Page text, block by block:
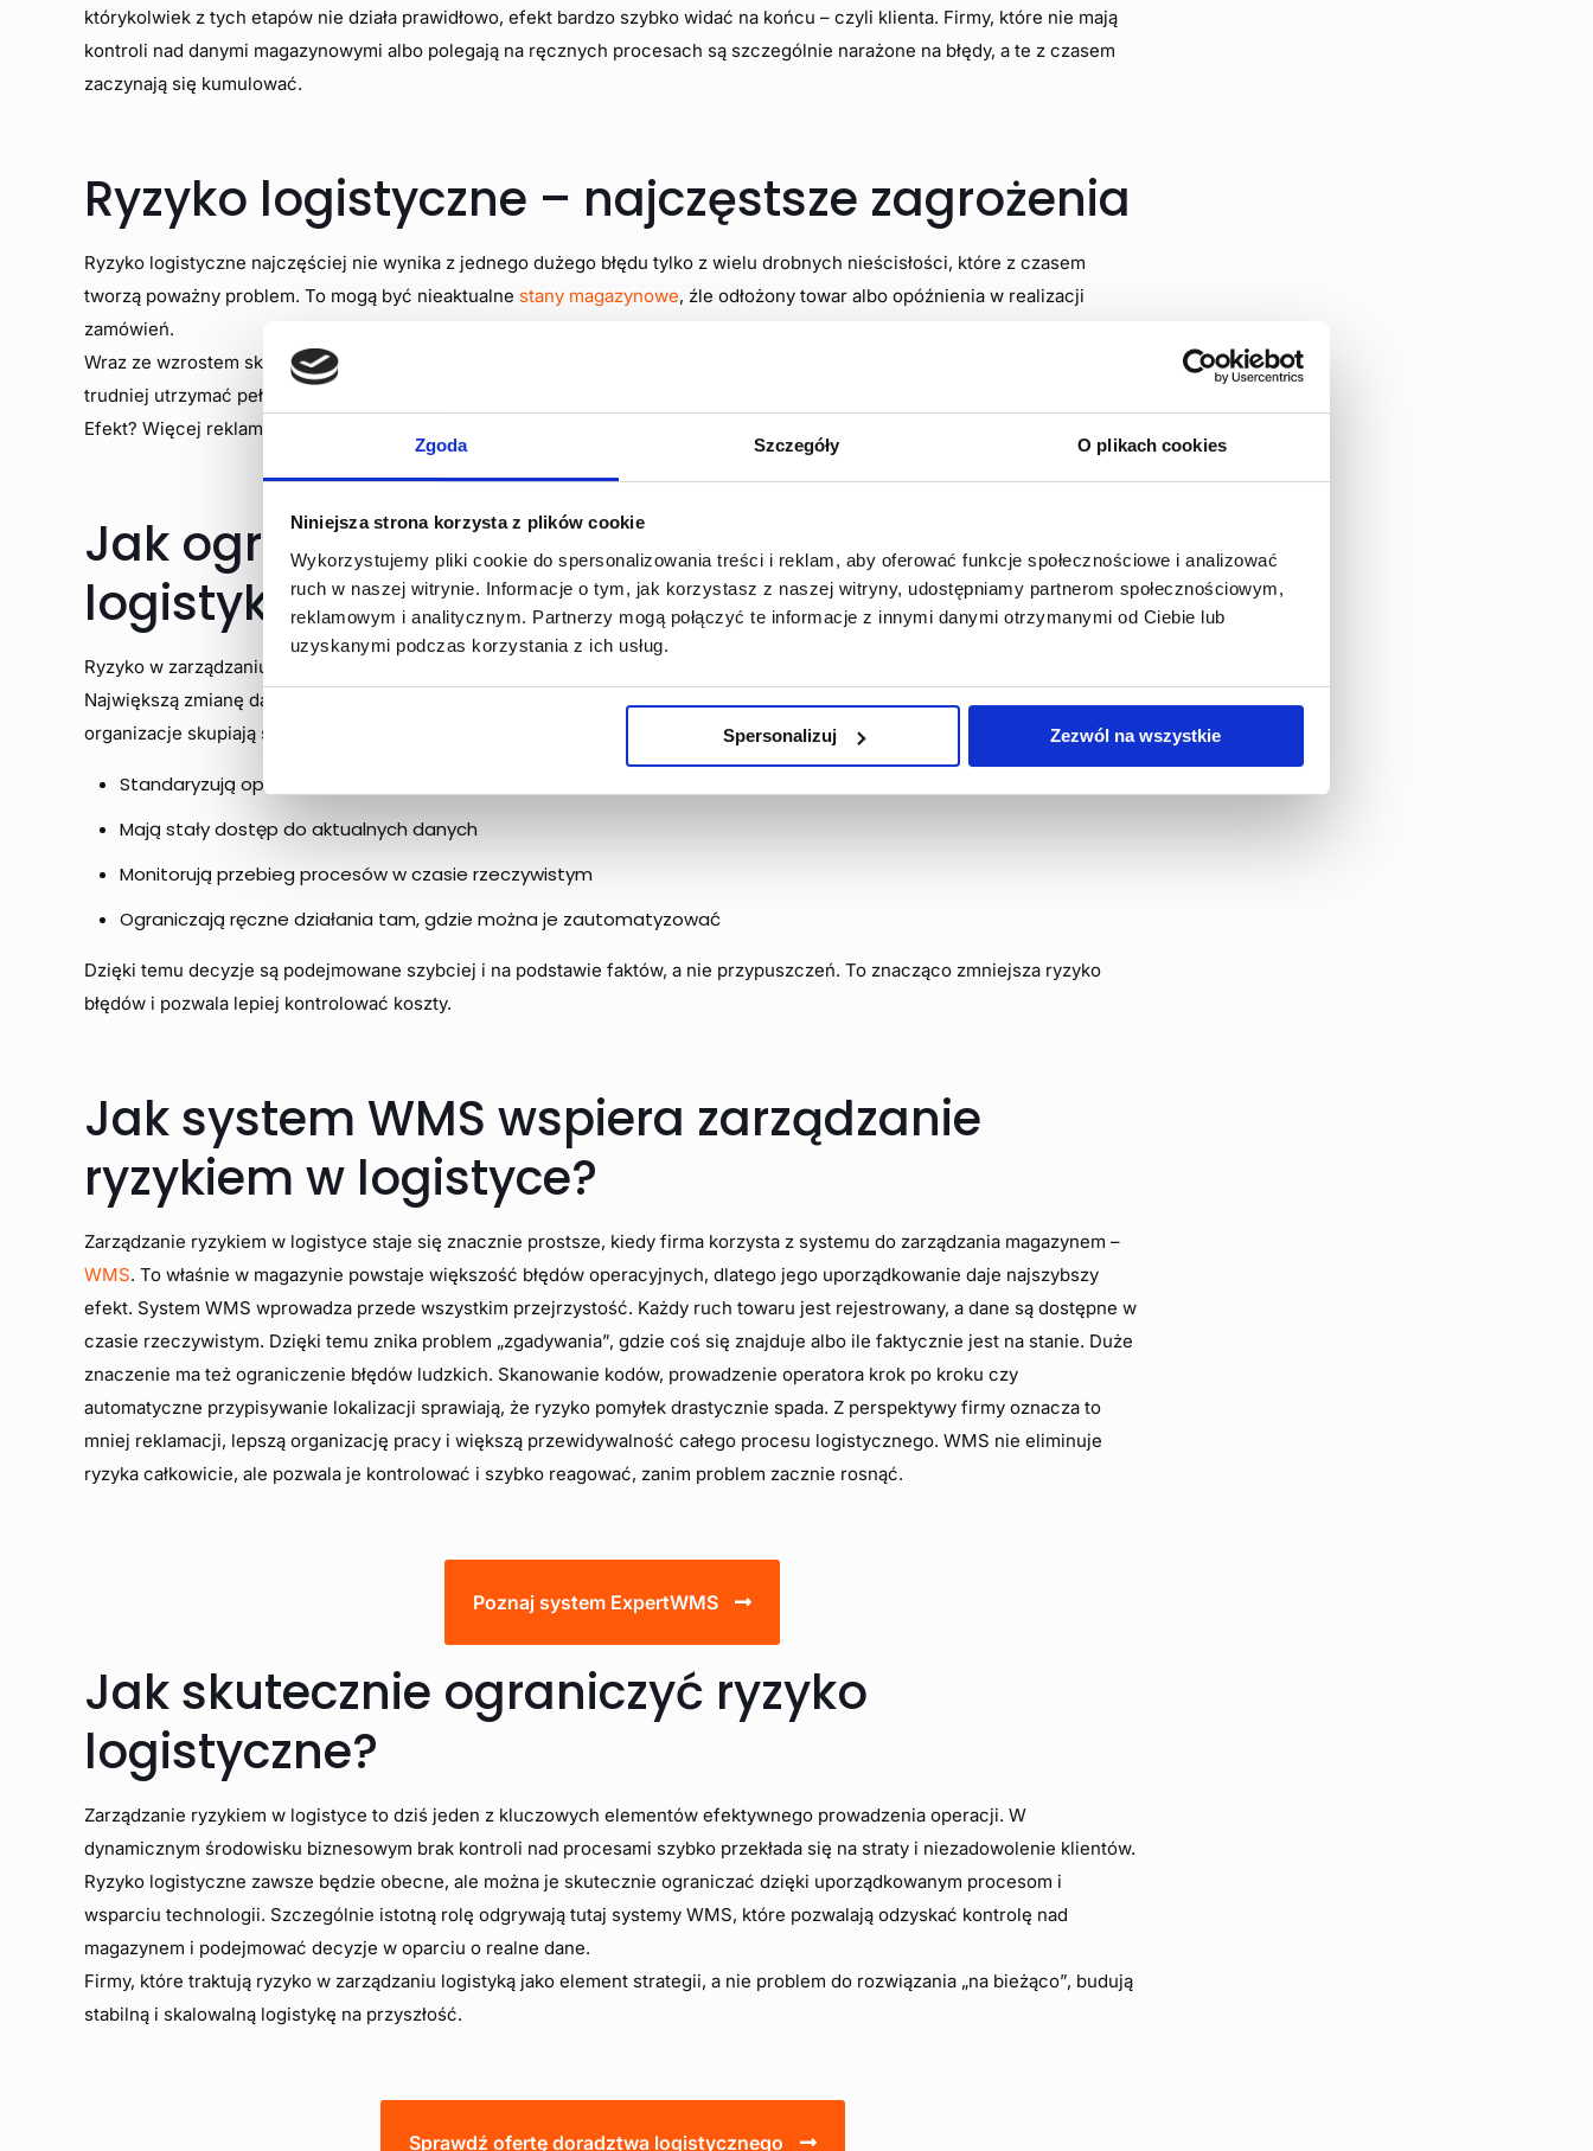
Zgoda Szczegóły O plikach cookies
Niniejsza strona korzysta z plików cookie
Wykorzystujemy pliki cookie do spersonalizowania treści i reklam, aby oferować funkcje społecznościowe i analizować
ruch w naszej witrynie. Informacje o tym, jak korzystasz z naszej witryny, udostępniamy partnerom społecznościowym,
reklamowym i analitycznym. Partnerzy mogą połączyć te informacje z innymi danymi otrzymanymi od Ciebie lub
uzyskanymi podczas korzystania z ich usług.
Spersonalizuj Zezwól na wszystkie
którykolwiek z tych etapów nie działa prawidłowo, efekt bardzo szybko widać na końcu – czyli klienta. Firmy, które nie mają
kontroli nad danymi magazynowymi albo polegają na ręcznych procesach są szczególnie narażone na błędy, a te z czasem
zaczynają się kumulować.
Ryzyko logistyczne – najczęstsze zagrożenia
Ryzyko logistyczne najczęściej nie wynika z jednego dużego błędu tylko z wielu drobnych nieścisłości, które z czasem
tworzą poważny problem. To mogą być nieaktualne stany magazynowe, źle odłożony towar albo opóźnienia w realizacji
zamówień.
Wraz ze wzrostem skali operacji takie sytuacje pojawiają się coraz częściej. Im większy magazyn i więcej procesów, tym
trudniej utrzymać pełną kontrolę bez odpowiedniego wsparcia technologicznego.
Efekt? Więcej reklamacji, większe koszty operacyjne i spadek jakości obsługi klienta.
Jak ograniczyć ryzyko w zarządzaniu
logistyką?
Ryzyko w zarządzaniu logistyką można ograniczyć, ale wymaga to spójnego podejścia i pracy na danych, a nie intuicji.
Największą zmianę daje uporządkowanie procesów i ich konsekwentne egzekwowanie. W praktyce dobrze działające
organizacje skupiają się na kilku rzeczach:
Standaryzują operacje magazynowe i eliminują improwizację
Mają stały dostęp do aktualnych danych
Monitorują przebieg procesów w czasie rzeczywistym
Ograniczają ręczne działania tam, gdzie można je zautomatyzować
Dzięki temu decyzje są podejmowane szybciej i na podstawie faktów, a nie przypuszczeń. To znacząco zmniejsza ryzyko
błędów i pozwala lepiej kontrolować koszty.
Jak system WMS wspiera zarządzanie
ryzykiem w logistyce?
Zarządzanie ryzykiem w logistyce staje się znacznie prostsze, kiedy firma korzysta z systemu do zarządzania magazynem –
WMS. To właśnie w magazynie powstaje większość błędów operacyjnych, dlatego jego uporządkowanie daje najszybszy
efekt. System WMS wprowadza przede wszystkim przejrzystość. Każdy ruch towaru jest rejestrowany, a dane są dostępne w
czasie rzeczywistym. Dzięki temu znika problem „zgadywania”, gdzie coś się znajduje albo ile faktycznie jest na stanie. Duże
znaczenie ma też ograniczenie błędów ludzkich. Skanowanie kodów, prowadzenie operatora krok po kroku czy
automatyczne przypisywanie lokalizacji sprawiają, że ryzyko pomyłek drastycznie spada. Z perspektywy firmy oznacza to
mniej reklamacji, lepszą organizację pracy i większą przewidywalność całego procesu logistycznego. WMS nie eliminuje
ryzyka całkowicie, ale pozwala je kontrolować i szybko reagować, zanim problem zacznie rosnąć.
Poznaj system ExpertWMS
Jak skutecznie ograniczyć ryzyko
logistyczne?
Zarządzanie ryzykiem w logistyce to dziś jeden z kluczowych elementów efektywnego prowadzenia operacji. W
dynamicznym środowisku biznesowym brak kontroli nad procesami szybko przekłada się na straty i niezadowolenie klientów.
Ryzyko logistyczne zawsze będzie obecne, ale można je skutecznie ograniczać dzięki uporządkowanym procesom i
wsparciu technologii. Szczególnie istotną rolę odgrywają tutaj systemy WMS, które pozwalają odzyskać kontrolę nad
magazynem i podejmować decyzje w oparciu o realne dane.
Firmy, które traktują ryzyko w zarządzaniu logistyką jako element strategii, a nie problem do rozwiązania „na bieżąco”, budują
stabilną i skalowalną logistykę na przyszłość.
Sprawdź ofertę doradztwa logistycznego